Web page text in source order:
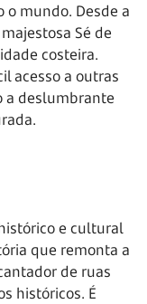
mundo. Desde a
Sé de
costeira.
acesso a outras
a deslumbrante
e cultural
que remonta a
de ruas
históricos. É